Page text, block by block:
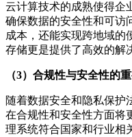
云计算技术的成熟使得企
确保数据的安全性和可访
成本，还能实现跨地域的
存储更是提供了高效的解
（3）合规性与安全性的
随着数据安全和隐私保护
在合规性和安全性方面将
理系统符合国家和行业相